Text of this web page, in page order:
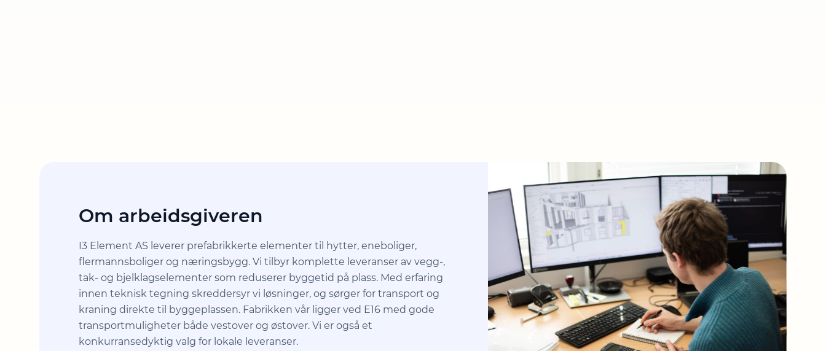
Om arbeidsgiveren
I3 Element AS leverer prefabrikkerte elementer til hytter, eneboliger,
flermannsboliger og næringsbygg. Vi tilbyr komplette leveranser av vegg-,
tak- og bjelklagselementer som reduserer byggetid på plass. Med erfaring
innen teknisk tegning skreddersyr vi løsninger, og sørger for transport og
kraning direkte til byggeplassen. Fabrikken vår ligger ved E16 med gode
transportmuligheter både vestover og østover. Vi er også et
konkurransedyktig valg for lokale leveranser.